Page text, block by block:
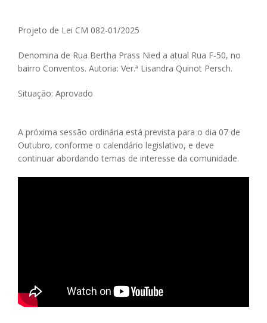
Projeto de Lei CM 082-01/2025
Denomina de Rua Bertha Prass Nied a atual Rua F-50, no
bairro Conventos. Autoria: Ver.ª Lisandra Quinot Persch.
Situação: Aprovado
A próxima sessão ordinária está prevista para o dia 07 de
Outubro, conforme o calendário legislativo, e deve
continuar abordando temas de interesse da comunidade.